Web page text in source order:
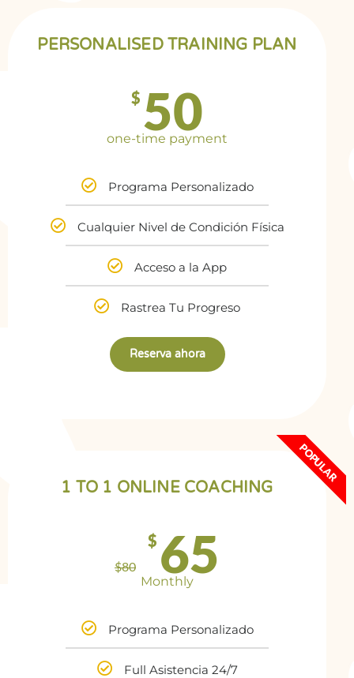
PERSONALISED TRAINING PLAN
$ 50
one-time payment
Programa Personalizado
Cualquier Nivel de Condición Física
Acceso a la App
Rastrea Tu Progreso
Reserva ahora
1 TO 1 ONLINE COACHING
$80
$ 65
Monthly
Programa Personalizado
Full Asistencia 24/7
POPULAR